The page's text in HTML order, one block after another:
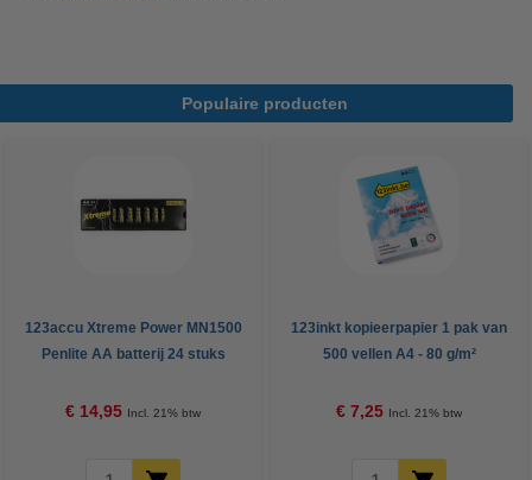
Populaire producten
123accu Xtreme Power MN1500
Penlite AA batterij 24 stuks
€ 14,95 Incl. 21% btw
123inkt kopieerpapier 1 pak van
500 vellen A4 - 80 g/m²
€ 7,25 Incl. 21% btw